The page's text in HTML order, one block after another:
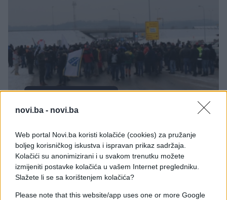
novi.ba - novi.ba
Web portal Novi.ba koristi kolačiće (cookies) za pružanje
boljeg korisničkog iskustva i ispravan prikaz sadržaja.
Kolačići su anonimizirani i u svakom trenutku možete
izmijeniti postavke kolačića u vašem Internet pregledniku.
Slažete li se sa korištenjem kolačića?
Please note that this website/app uses one or more Google
I dalje u prekidu saobraćaj na pojedinim
dionicama u BiH
Saznaj više